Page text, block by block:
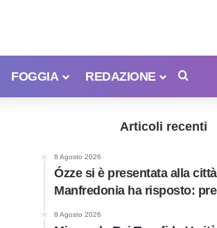
FOGGIA REDAZIONE
Articoli recenti
8 Agosto 2026
Ózze si è presentata alla
Manfredonia ha risposto:
8 Agosto 2026